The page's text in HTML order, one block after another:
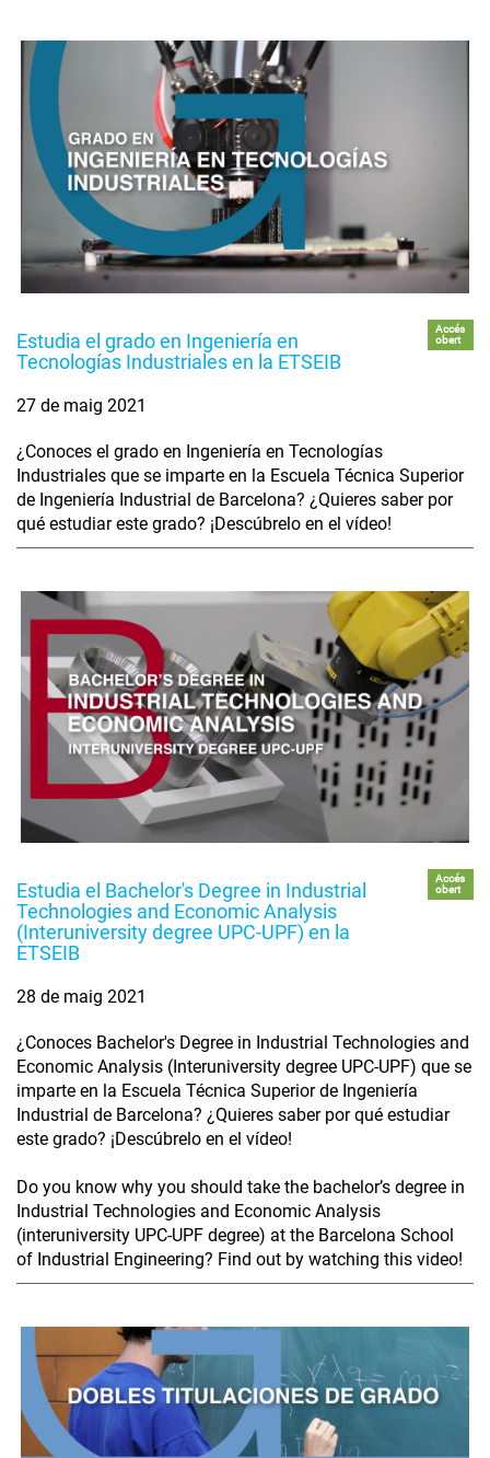
Estudia el grado en Ingeniería en
Tecnologías Industriales en la ETSEIB
Accés
obert
27 de maig 2021
¿Conoces el grado en Ingeniería en Tecnologías
Industriales que se imparte en la Escuela Técnica Superior
de Ingeniería Industrial de Barcelona? ¿Quieres saber por
qué estudiar este grado? ¡Descúbrelo en el vídeo!
Estudia el Bachelor's Degree in Industrial
Technologies and Economic Analysis
(Interuniversity degree UPC-UPF) en la
ETSEIB
Accés
obert
28 de maig 2021
¿Conoces Bachelor's Degree in Industrial Technologies and
Economic Analysis (Interuniversity degree UPC-UPF) que se
imparte en la Escuela Técnica Superior de Ingeniería
Industrial de Barcelona? ¿Quieres saber por qué estudiar
este grado? ¡Descúbrelo en el vídeo!
Do you know why you should take the bachelor’s degree in
Industrial Technologies and Economic Analysis
(interuniversity UPC-UPF degree) at the Barcelona School
of Industrial Engineering? Find out by watching this video!